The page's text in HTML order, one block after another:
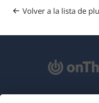
Volver a la lista de